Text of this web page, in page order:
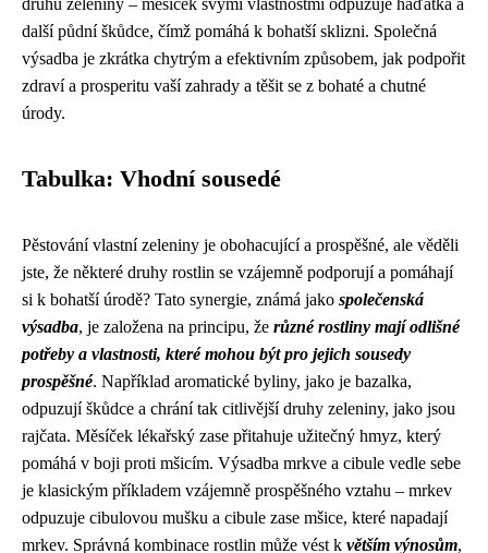
druhů zeleniny – měsíček svými vlastnostmi odpuzuje háďátka a
další půdní škůdce, čímž pomáhá k bohatší sklizni. Společná
výsadba je zkrátka chytrým a efektivním způsobem, jak podpořit
zdraví a prosperitu vaší zahrady a těšit se z bohaté a chutné
úrody.
Tabulka: Vhodní sousedé
Pěstování vlastní zeleniny je obohacující a prospěšné, ale věděli
jste, že některé druhy rostlin se vzájemně podporují a pomáhají
si k bohatší úrodě? Tato synergie, známá jako společenská
výsadba, je založena na principu, že různé rostliny mají odlišné
potřeby a vlastnosti, které mohou být pro jejich sousedy
prospěšné. Například aromatické byliny, jako je bazalka,
odpuzují škůdce a chrání tak citlivější druhy zeleniny, jako jsou
rajčata. Měsíček lékařský zase přitahuje užitečný hmyz, který
pomáhá v boji proti mšicím. Výsadba mrkve a cibule vedle sebe
je klasickým příkladem vzájemně prospěšného vztahu – mrkev
odpuzuje cibulovou mušku a cibule zase mšice, které napadají
mrkev. Správná kombinace rostlin může vést k větším výnosům,